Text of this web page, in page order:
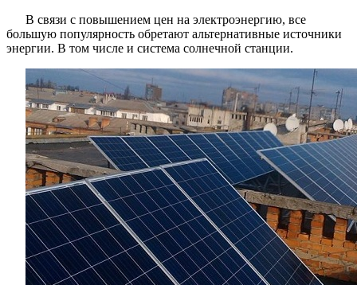
В связи с повышением цен на электроэнергию, все
большую популярность обретают альтернативные источники
энергии. В том числе и система солнечной станции.